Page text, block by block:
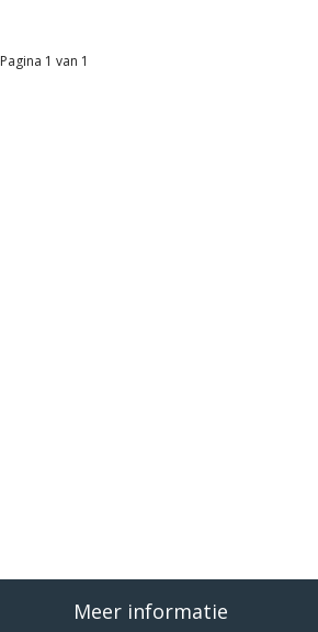
Pagina 1 van 1
Meer informatie